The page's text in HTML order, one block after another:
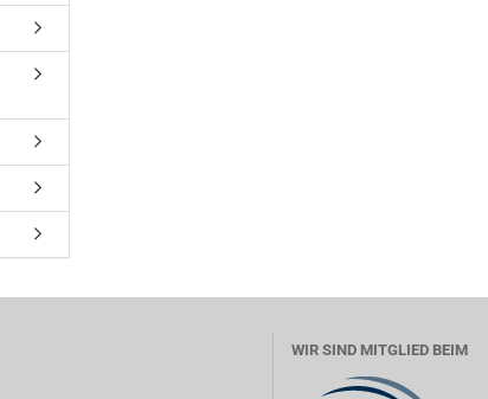
WIR SIND MITGLIED BEIM